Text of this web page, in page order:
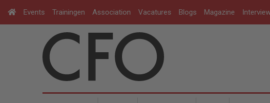
Events Trainingen Association Vacatures Blogs Magazine